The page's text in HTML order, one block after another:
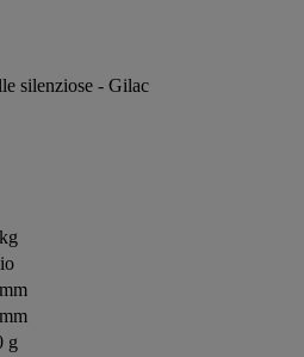
silenziose - Gilac
g